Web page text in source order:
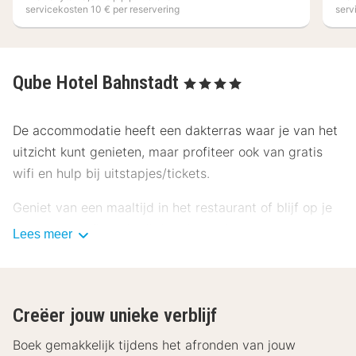
servicekosten 10 € per reservering
Qube Hotel Bahnstadt , 4 Sterren
De accommodatie heeft een dakterras waar je van het
uitzicht kunt genieten, maar profiteer ook van gratis
wifi en hulp bij uitstapjes/tickets.
Geniet van een maaltijd in het restaurant of blijf op je
kamer en profiteer in dit hotel van de roomservice
en in het weekend is dit beschikbaar van 06.00 uur tot
11.00 uur.
Lees meer
Creëer jouw unieke verblijf
Boek gemakkelijk tijdens het afronden van jouw